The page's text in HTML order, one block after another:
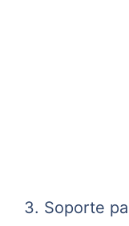
3. Soporte